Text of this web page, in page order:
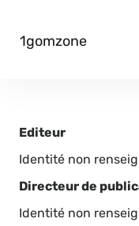
1gomzone
Editeur
Identité non
Directeur de
Identité non